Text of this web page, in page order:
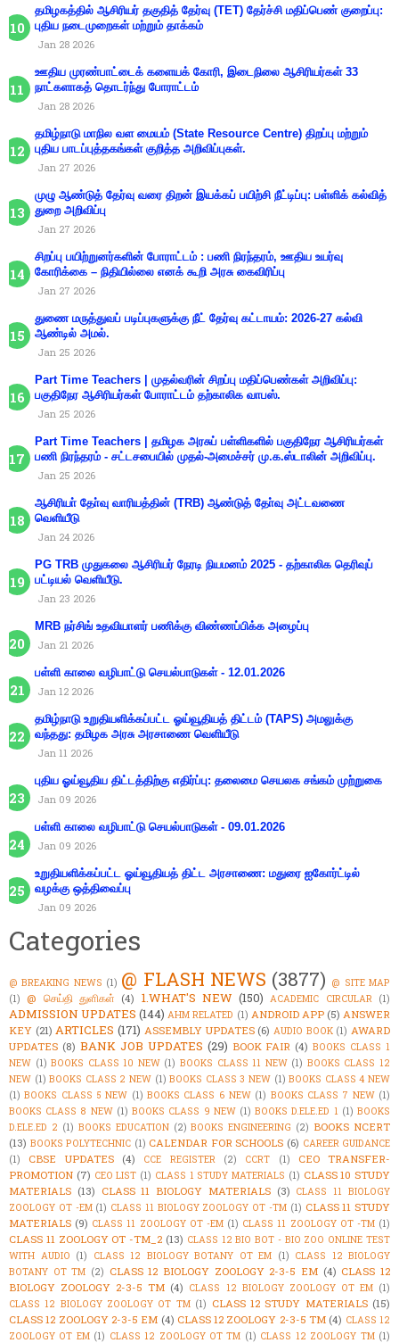
தமிழகத்தில் ஆசிரியர் தகுதித் தேர்வு (TET) தேர்ச்சி மதிப்பெண் குறைப்பு:
புதிய நடைமுறைகள் மற்றும் தாக்கம்
Jan 28 2026
ஊதிய முரண்பாட்டைக் களையக் கோரி, இடைநிலை ஆசிரியர்கள் 33
நாட்களாகத் தொடர்ந்து போராட்டம்
Jan 28 2026
தமிழ்நாடு மாநில வள மையம் (State Resource Centre) திறப்பு மற்றும்
புதிய பாடப்புத்தகங்கள் குறித்த அறிவிப்புகள்.
Jan 27 2026
முழு ஆண்டுத் தேர்வு வரை திறன் இயக்கப் பயிற்சி நீட்டிப்பு: பள்ளிக் கல்வித்
துறை அறிவிப்பு
Jan 27 2026
சிறப்பு பயிற்றுனர்களின் போராட்டம் : பணி நிரந்தரம், ஊதிய உயர்வு
கோரிக்கை – நிதியில்லை எனக் கூறி அரசு கைவிரிப்பு
Jan 27 2026
துணை மருத்துவப் படிப்புகளுக்கு நீட் தேர்வு கட்டாயம்: 2026-27 கல்வி
ஆண்டில் அமல்.
Jan 25 2026
Part Time Teachers | முதல்வரின் சிறப்பு மதிப்பெண்கள் அறிவிப்பு:
பகுதிநேர ஆசிரியர்கள் போராட்டம் தற்காலிக வாபஸ்.
Jan 25 2026
Part Time Teachers | தமிழக அரசுப் பள்ளிகளில் பகுதிநேர ஆசிரியர்கள்
பணி நிரந்தரம் - சட்டசபையில் முதல்-அமைச்சர் மு.க.ஸ்டாலின் அறிவிப்பு.
Jan 25 2026
ஆசிரியா் தோ்வு வாரியத்தின் (TRB) ஆண்டுத் தோ்வு அட்டவணை
வெளியீடு
Jan 24 2026
PG TRB முதுகலை ஆசிரியர் நேரடி நியமனம் 2025 - தற்காலிக தெரிவுப்
பட்டியல் வெளியீடு.
Jan 23 2026
MRB நர்சிங் உதவியாளர் பணிக்கு விண்ணப்பிக்க அழைப்பு
Jan 21 2026
பள்ளி காலை வழிபாட்டு செயல்பாடுகள் - 12.01.2026
Jan 12 2026
தமிழ்நாடு உறுதியளிக்கப்பட்ட ஓய்வூதியத் திட்டம் (TAPS) அமலுக்கு
வந்தது: தமிழக அரசு அரசாணை வெளியீடு
Jan 11 2026
புதிய ஓய்வூதிய திட்டத்திற்கு எதிர்ப்பு: தலைமை செயலக சங்கம் முற்றுகை
Jan 09 2026
பள்ளி காலை வழிபாட்டு செயல்பாடுகள் - 09.01.2026
Jan 09 2026
உறுதியளிக்கப்பட்ட ஓய்வூதியத் திட்ட அரசாணை: மதுரை ஐகோர்ட்டில்
வழக்கு ஒத்திவைப்பு
Jan 09 2026
Categories
@ BREAKING NEWS (1) @ FLASH NEWS (3877) @ SITE MAP
(1) @ செய்தி துளிகள் (4) 1.WHAT'S NEW (150) ACADEMIC CIRCULAR (1)
ADMISSION UPDATES (144) AHM RELATED (1) ANDROID APP (5) ANSWER
KEY (21) ARTICLES (171) ASSEMBLY UPDATES (6) AUDIO BOOK (1) AWARD
UPDATES (8) BANK JOB UPDATES (29) BOOK FAIR (4) BOOKS CLASS 1
NEW (1) BOOKS CLASS 10 NEW (1) BOOKS CLASS 11 NEW (1) BOOKS CLASS 12
NEW (1) BOOKS CLASS 2 NEW (1) BOOKS CLASS 3 NEW (1) BOOKS CLASS 4 NEW
(1) BOOKS CLASS 5 NEW (1) BOOKS CLASS 6 NEW (1) BOOKS CLASS 7 NEW (1)
BOOKS CLASS 8 NEW (1) BOOKS CLASS 9 NEW (1) BOOKS D.ELE.ED 1 (1) BOOKS
D.ELE.ED 2 (1) BOOKS EDUCATION (2) BOOKS ENGINEERING (2) BOOKS NCERT
(13) BOOKS POLYTECHNIC (1) CALENDAR FOR SCHOOLS (6) CAREER GUIDANCE
(1)
CBSE UPDATES (4) CCE REGISTER (2) CCRT (1)
CEO TRANSFER-
PROMOTION (7) CEO LIST (1) CLASS 1 STUDY MATERIALS (1) CLASS 10 STUDY
MATERIALS (13) CLASS 11 BIOLOGY MATERIALS (3) CLASS 11 BIOLOGY
ZOOLOGY OT -EM (1) CLASS 11 BIOLOGY ZOOLOGY OT -TM (1) CLASS 11 STUDY
MATERIALS (9) CLASS 11 ZOOLOGY OT -EM (1) CLASS 11 ZOOLOGY OT -TM (1)
CLASS 11 ZOOLOGY OT -TM_2 (13) CLASS 12 BIO BOT - BIO ZOO ONLINE TEST
WITH AUDIO (1) CLASS 12 BIOLOGY BOTANY OT EM (1) CLASS 12 BIOLOGY
BOTANY OT TM (2) CLASS 12 BIOLOGY ZOOLOGY 2-3-5 EM (4) CLASS 12
BIOLOGY ZOOLOGY 2-3-5 TM (4) CLASS 12 BIOLOGY ZOOLOGY OT EM (1)
CLASS 12 BIOLOGY ZOOLOGY OT TM (1) CLASS 12 STUDY MATERIALS (15)
CLASS 12 ZOOLOGY 2-3-5 EM (4) CLASS 12 ZOOLOGY 2-3-5 TM (4) CLASS 12
ZOOLOGY OT EM (1) CLASS 12 ZOOLOGY OT TM (1) CLASS 12 ZOOLOGY TM (1)